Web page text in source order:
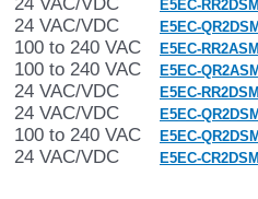
E5EC-
24 VAC/VDC E5EC-
100 to 240 VAC E5EC-
100 to 240 VAC E5EC-
24 VAC/VDC E5EC-
24 VAC/VDC E5EC-
100 to 240 VAC E5EC-
24 VAC/VDC E5EC-